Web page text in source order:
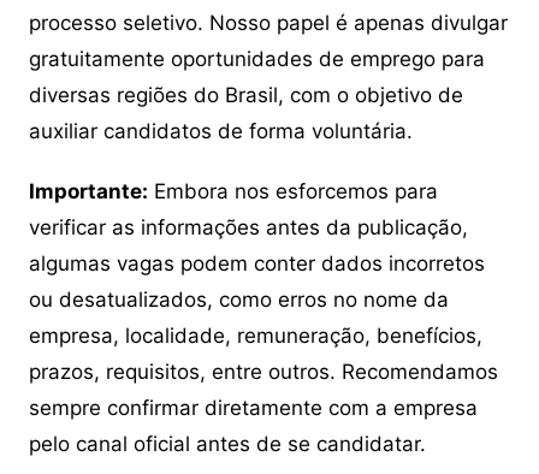
processo seletivo. Nosso papel é apenas divulgar
gratuitamente oportunidades de emprego para
diversas regiões do Brasil, com o objetivo de
auxiliar candidatos de forma voluntária.
Importante: Embora nos esforcemos para
verificar as informações antes da publicação,
algumas vagas podem conter dados incorretos
ou desatualizados, como erros no nome da
empresa, localidade, remuneração, benefícios,
prazos, requisitos, entre outros. Recomendamos
sempre confirmar diretamente com a empresa
pelo canal oficial antes de se candidatar.